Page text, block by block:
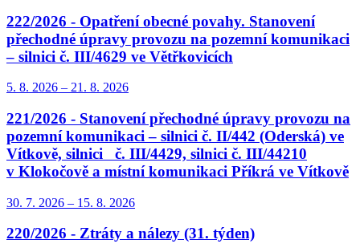
222/2026 - Opatření obecné povahy. Stanovení
přechodné úpravy provozu na pozemní komunikaci
– silnici č. III/4629 ve Větřkovicích
5. 8. 2026 – 21. 8. 2026
221/2026 - Stanovení přechodné úpravy provozu na
pozemní komunikaci – silnici č. II/442 (Oderská) ve
Vítkově, silnici č. III/4429, silnici č. III/44210
v Klokočově a místní komunikaci Příkrá ve Vítkově
30. 7. 2026 – 15. 8. 2026
220/2026 - Ztráty a nálezy (31. týden)